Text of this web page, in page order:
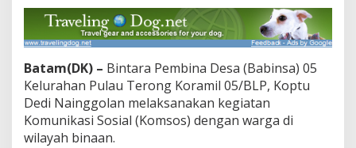
B
u
u
h
B
n
Batam(DK) – Bintara Pembina Desa (Babinsa) 05
Kelurahan Pulau Terong Koramil 05/BLP, Koptu
Dedi Nainggolan melaksanakan kegiatan
Komunikasi Sosial (Komsos) dengan warga di
wilayah binaan.